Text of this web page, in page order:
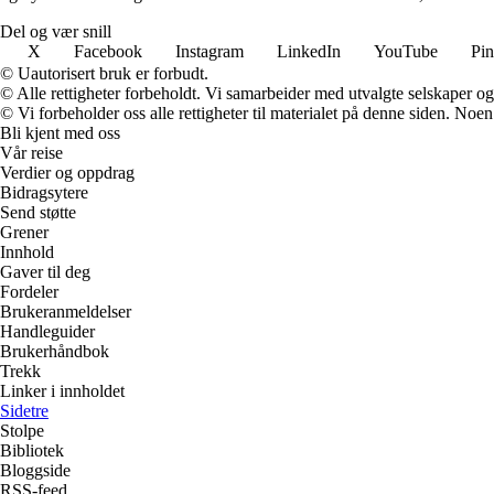
Del og vær snill
X
Facebook Instagram LinkedIn YouTube
© Uautorisert bruk er forbudt.
© Alle rettigheter forbeholdt. Vi samarbeider med utvalgte selskaper
© Vi forbeholder oss alle rettigheter til materialet på denne siden.
Bli kjent med oss
Vår reise
Verdier og oppdrag
Bidragsytere
Send støtte
Grener
Innhold
Gaver til deg
Fordeler
Brukeranmeldelser
Handleguider
Brukerhåndbok
Trekk
Linker i innholdet
Sidetre
Stolpe
Bibliotek
Bloggside